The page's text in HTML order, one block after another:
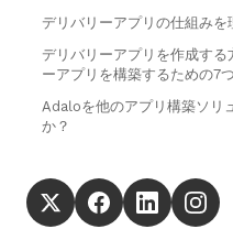
デリバリーアプリの仕組みを
デリバリーアプリを作成する
ーアプリを構築するための7
Adaloを他のアプリ構築ソリ
か？